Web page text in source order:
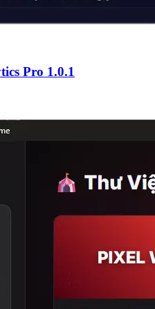
Pro 1.0.1